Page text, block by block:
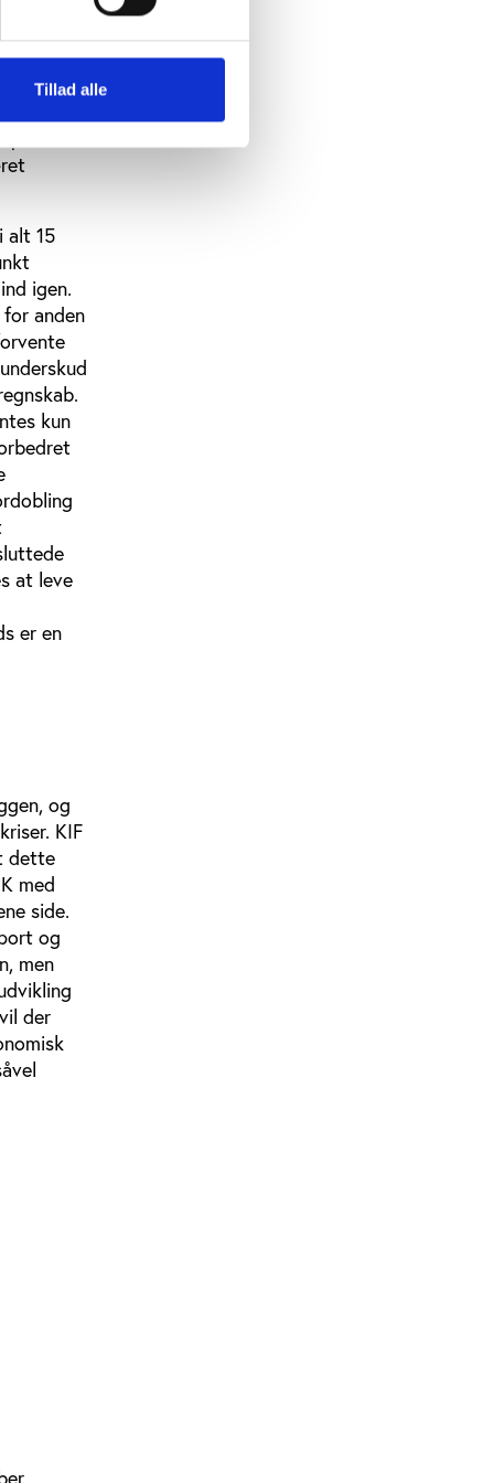
Tillad alle
på
alt 15
igen.
anden
kun
at leve
er en
og
KIF
dette
med
side.
og
men
der